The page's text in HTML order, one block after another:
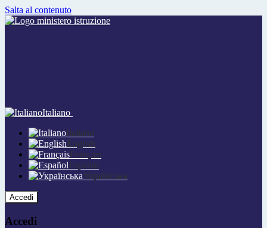
Salta al contenuto
Italiano
Italiano
English
Français
Español
Українська
Accedi
Accedi